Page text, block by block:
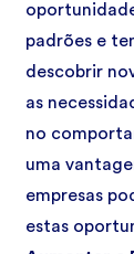
padrões e
descobrir
as
no
uma
empresas
estas